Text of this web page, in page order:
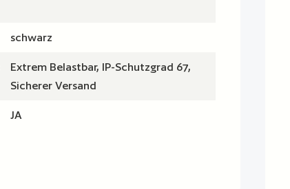
schwarz
Extrem Belastbar, IP-Schutzgrad 67,
Sicherer Versand
JA